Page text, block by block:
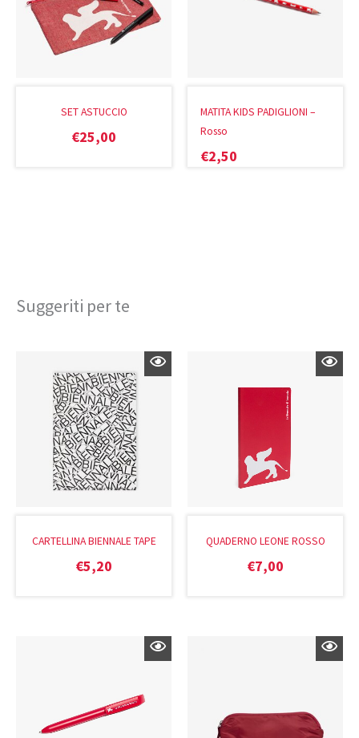
SET ASTUCCIO
€25,00
MATITA KIDS PADIGLIONI –
Rosso
€2,50
Suggeriti per te
CARTELLINA BIENNALE TAPE
€5,20
QUADERNO LEONE ROSSO
€7,00